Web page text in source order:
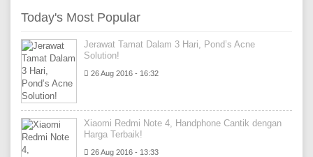
Today's Most Popular
Jerawat Tamat Dalam 3 Hari, Pond’s Acne
Solution!
26 Aug 2016 - 16:32
Xiaomi Redmi Note 4, Handphone Cantik dengan
Harga Terbaik!
26 Aug 2016 - 13:33